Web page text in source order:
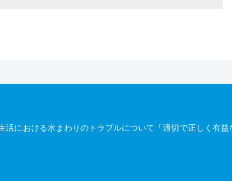
における水まわりのトラブルについて「適切で正しく有